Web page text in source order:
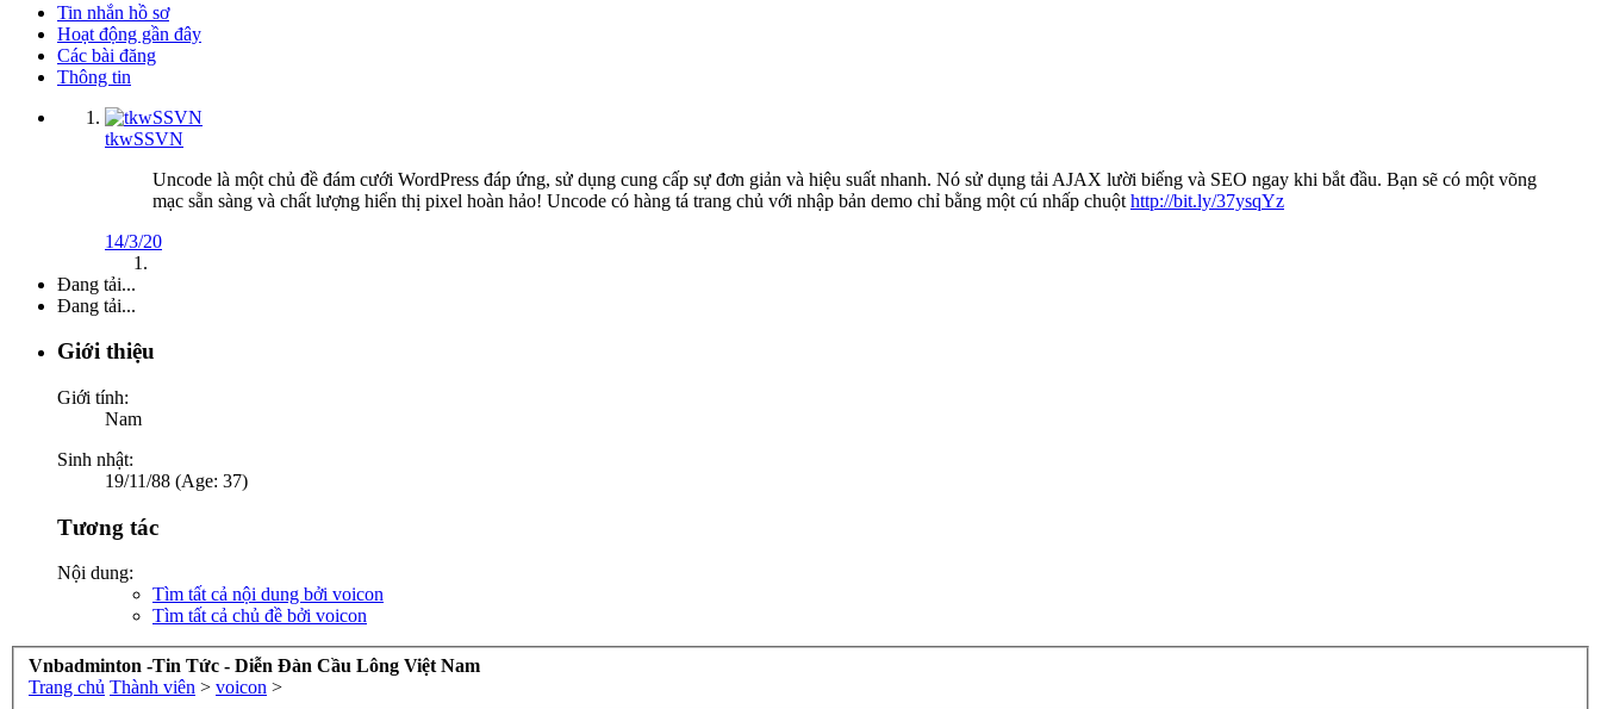
Tin nhắn hồ sơ
Hoạt động gần đây
Các bài đăng
Thông tin
tkwSSVN
Uncode là một chủ đề đám cưới WordPress đáp ứng, sử dụng cung cấp sự đơn giản và hiệu suất nhanh. Nó sử dụng tải AJAX lười biếng và SEO ngay khi bắt đầu. Bạn sẽ có một võng
mạc sẵn sàng và chất lượng hiển thị pixel hoàn hảo! Uncode có hàng tá trang chủ với nhập bản demo chỉ bằng một cú nhấp chuột http://bit.ly/37ysqYz
14/3/20
Đang tải...
Đang tải...
Giới thiệu
Giới tính:
Nam
Sinh nhật:
19/11/88 (Age: 37)
Tương tác
Nội dung:
Tìm tất cả nội dung bởi voicon
Tìm tất cả chủ đề bởi voicon
Vnbadminton -Tin Tức - Diễn Đàn Cầu Lông Việt Nam
Trang chủ Thành viên > voicon >